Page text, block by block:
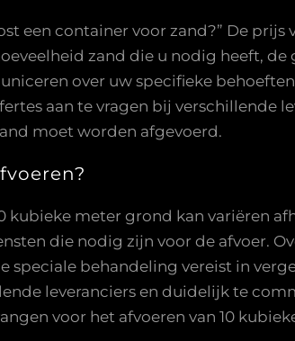
een container voor zand?” De
zand die u nodig heeft,
over uw specifieke
aan te vragen bij verschillende
moet worden afgevoerd.
kubieke meter grond kan variëren
die nodig zijn voor de afvoer.
speciale behandeling vereist in
leveranciers en duidelijk te
voor het afvoeren van 10